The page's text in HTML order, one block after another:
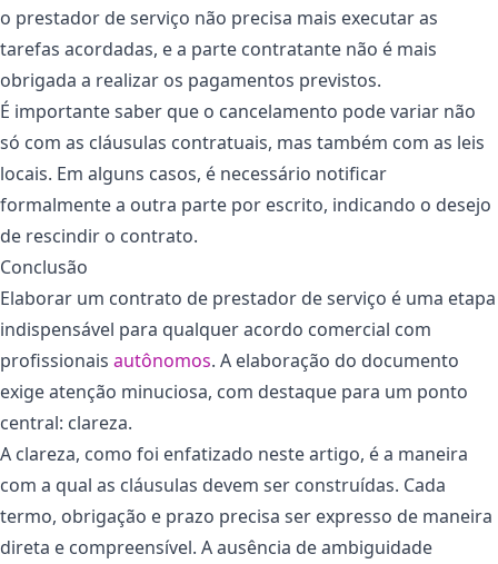
o prestador de serviço não precisa mais executar as
tarefas acordadas, e a parte contratante não é mais
obrigada a realizar os pagamentos previstos.
É importante saber que o cancelamento pode variar não
só com as cláusulas contratuais, mas também com as leis
locais. Em alguns casos, é necessário notificar
formalmente a outra parte por escrito, indicando o desejo
de rescindir o contrato.
Conclusão
Elaborar um contrato de prestador de serviço é uma etapa
indispensável para qualquer acordo comercial com
profissionais autônomos. A elaboração do documento
exige atenção minuciosa, com destaque para um ponto
central: clareza.
A clareza, como foi enfatizado neste artigo, é a maneira
com a qual as cláusulas devem ser construídas. Cada
termo, obrigação e prazo precisa ser expresso de maneira
direta e compreensível. A ausência de ambiguidade